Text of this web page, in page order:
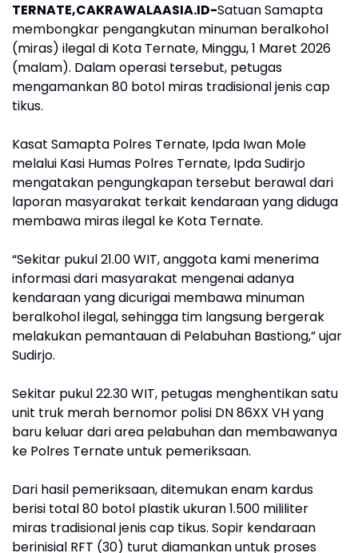
TERNATE,CAKRAWALAASIA.ID-Satuan Samapta
membongkar pengangkutan minuman beralkohol
(miras) ilegal di Kota Ternate, Minggu, 1 Maret 2026
(malam). Dalam operasi tersebut, petugas
mengamankan 80 botol miras tradisional jenis cap
tikus.
Kasat Samapta Polres Ternate, Ipda Iwan Mole
melalui Kasi Humas Polres Ternate, Ipda Sudirjo
mengatakan pengungkapan tersebut berawal dari
laporan masyarakat terkait kendaraan yang diduga
membawa miras ilegal ke Kota Ternate.
“Sekitar pukul 21.00 WIT, anggota kami menerima
informasi dari masyarakat mengenai adanya
kendaraan yang dicurigai membawa minuman
beralkohol ilegal, sehingga tim langsung bergerak
melakukan pemantauan di Pelabuhan Bastiong,” ujar
Sudirjo.
Sekitar pukul 22.30 WIT, petugas menghentikan satu
unit truk merah bernomor polisi DN 86XX VH yang
baru keluar dari area pelabuhan dan membawanya
ke Polres Ternate untuk pemeriksaan.
Dari hasil pemeriksaan, ditemukan enam kardus
berisi total 80 botol plastik ukuran 1.500 mililiter
miras tradisional jenis cap tikus. Sopir kendaraan
berinisial RFT (30) turut diamankan untuk proses